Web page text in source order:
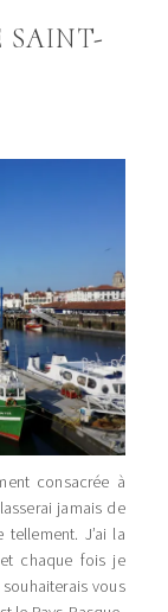
SAINT-
consacrée à
jamais de
J’ai la
chaque fois je
vous